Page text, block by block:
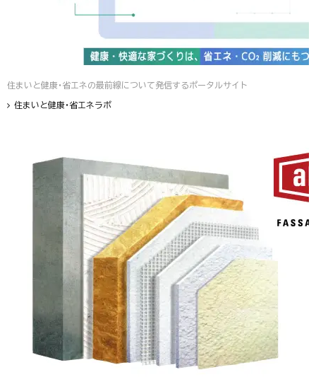
住まいと健康・省エネの最前線について発信するポータルサイト
住まいと健康・省エネラボ